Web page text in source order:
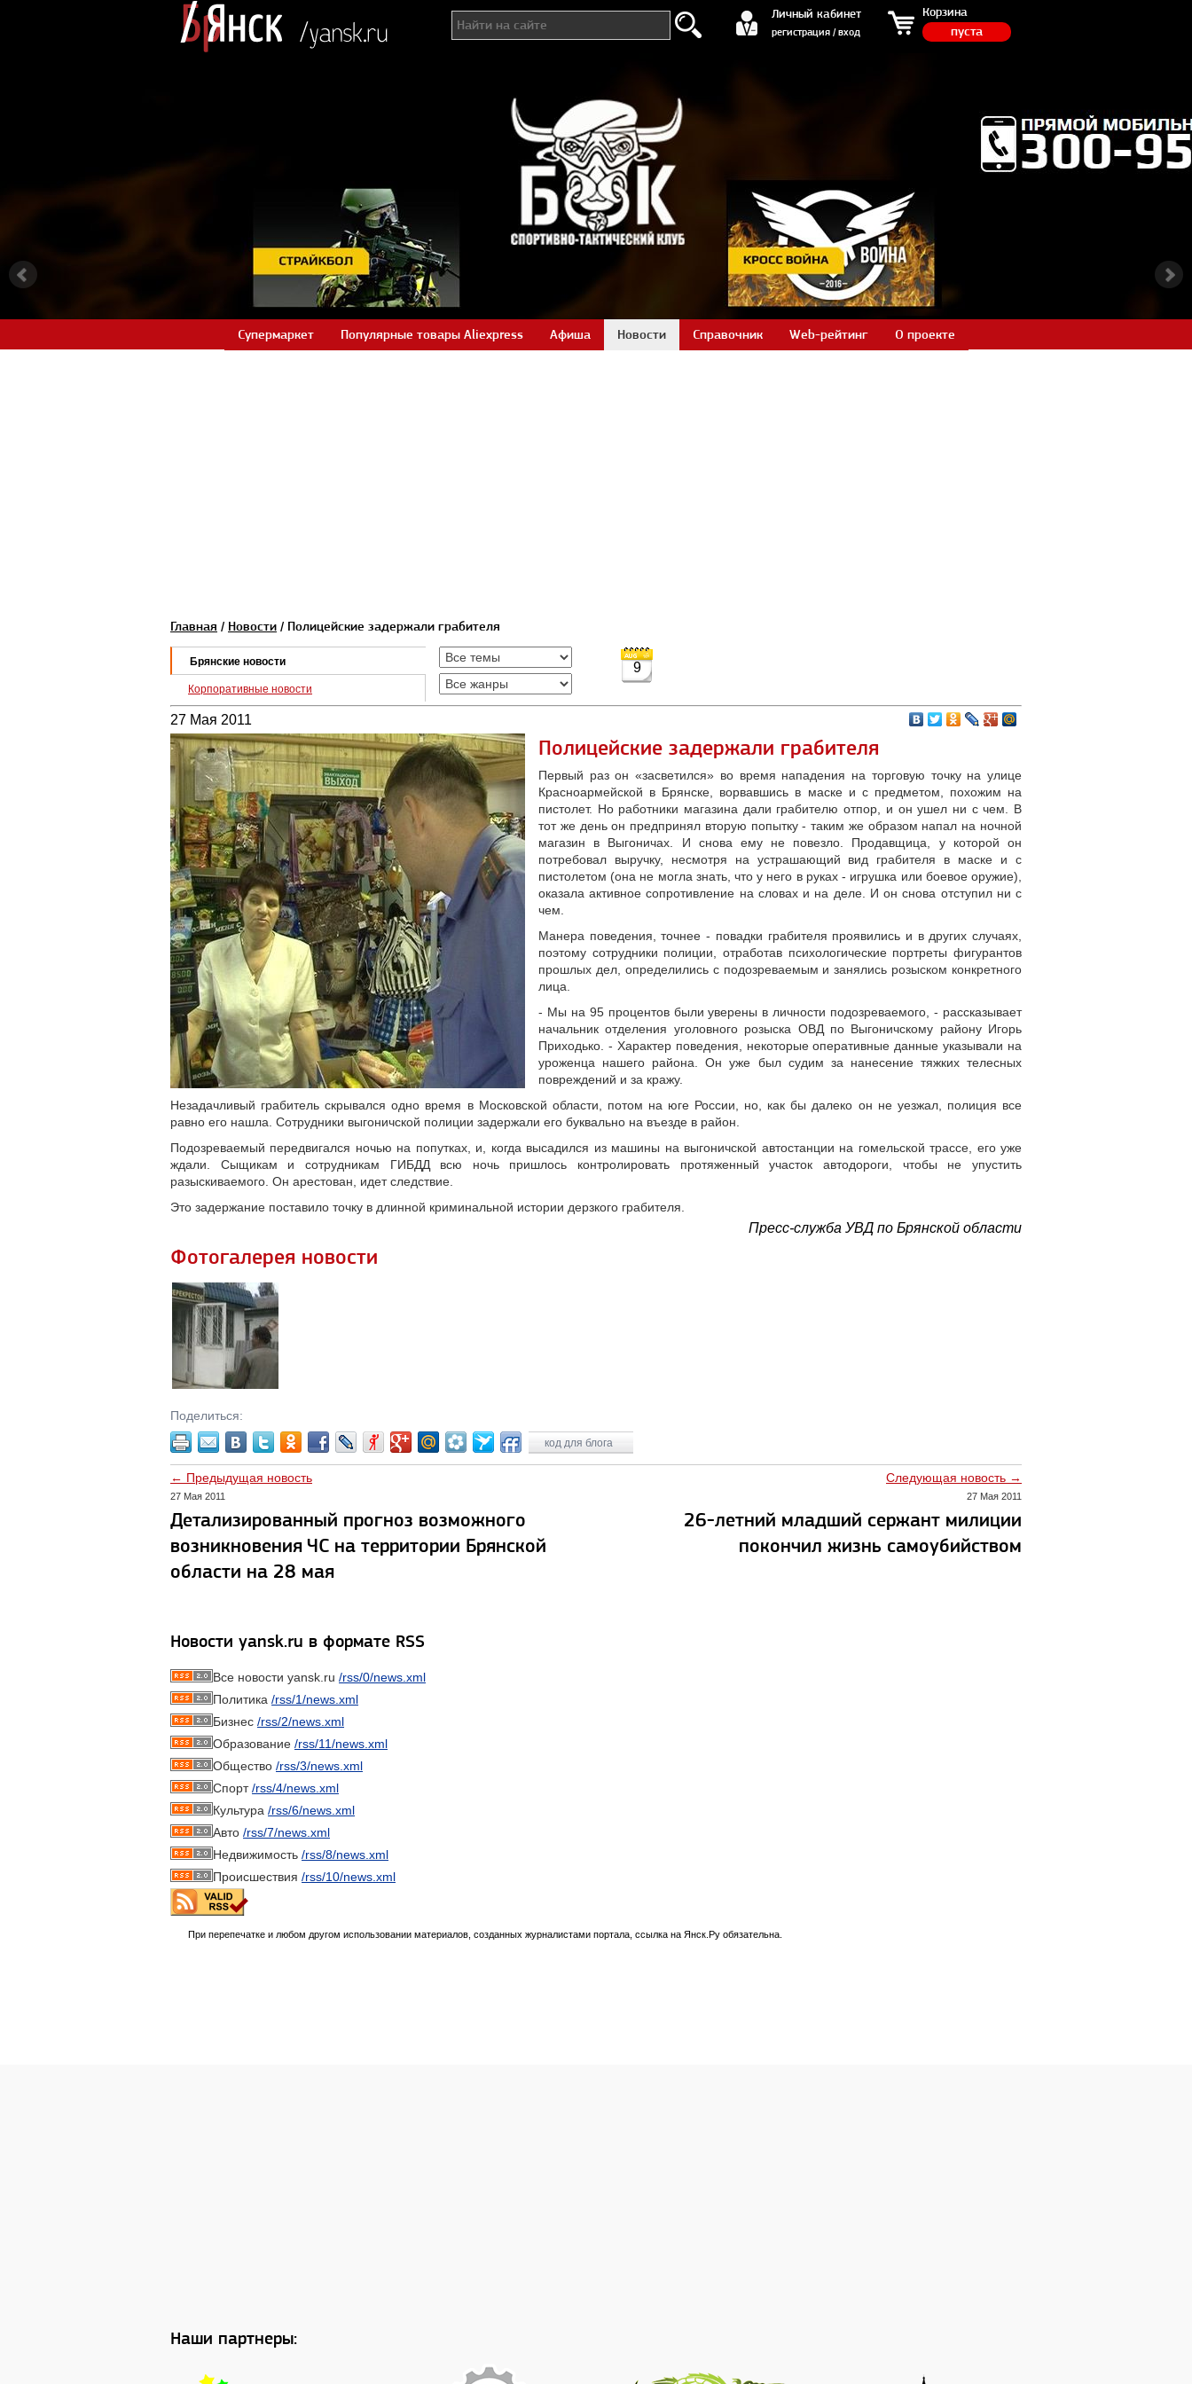
Личный кабинет
регистрация / вход
регистрация / вход Корзина
пуста
Супермаркет Популярные товары Aliexpress Афиша Новости Справочник Web-рейтинг О проекте
Главная / Новости / Полицейские задержали грабителя
Брянские новости
Корпоративные новости
9
27 Мая 2011
Полицейские задержали грабителя
Первый раз он «засветился» во время нападения на торговую точку на улице
Красноармейской в Брянске, ворвавшись в маске и с предметом, похожим на
пистолет. Но работники магазина дали грабителю отпор, и он ушел ни с чем. В
тот же день он предпринял вторую попытку - таким же образом напал на ночной
магазин в Выгоничах. И снова ему не повезло. Продавщица, у которой он
потребовал выручку, несмотря на устрашающий вид грабителя в маске и с
пистолетом (она не могла знать, что у него в руках - игрушка или боевое оружие),
оказала активное сопротивление на словах и на деле. И он снова отступил ни с
чем.
Манера поведения, точнее - повадки грабителя проявились и в других случаях,
поэтому сотрудники полиции, отработав психологические портреты фигурантов
прошлых дел, определились с подозреваемым и занялись розыском конкретного
лица.
- Мы на 95 процентов были уверены в личности подозреваемого, - рассказывает
начальник отделения уголовного розыска ОВД по Выгоничскому району Игорь
Приходько. - Характер поведения, некоторые оперативные данные указывали на
уроженца нашего района. Он уже был судим за нанесение тяжких телесных
повреждений и за кражу.
Незадачливый грабитель скрывался одно время в Московской области, потом на юге России, но, как бы далеко он не уезжал, полиция все
равно его нашла. Сотрудники выгоничской полиции задержали его буквально на въезде в район.
Подозреваемый передвигался ночью на попутках, и, когда высадился из машины на выгоничской автостанции на гомельской трассе, его уже
ждали. Сыщикам и сотрудникам ГИБДД всю ночь пришлось контролировать протяженный участок автодороги, чтобы не упустить
разыскиваемого. Он арестован, идет следствие.
Это задержание поставило точку в длинной криминальной истории дерзкого грабителя.
Пресс-служба УВД по Брянской области
Фотогалерея новости
Поделиться:
код для блога
← Предыдущая новость
27 Мая 2011
Детализированный прогноз возможного
возникновения ЧС на территории Брянской
области на 28 мая
Следующая новость →
27 Мая 2011
26-летний младший сержант милиции
покончил жизнь самоубийством
Новости yansk.ru в формате RSS
Все новости yansk.ru /rss/0/news.xml
Политика /rss/1/news.xml
Бизнес /rss/2/news.xml
Образование /rss/11/news.xml
Общество /rss/3/news.xml
Спорт/rss/4/news.xml
Культура /rss/6/news.xml
Авто /rss/7/news.xml
Недвижимость /rss/8/news.xml
Происшествия /rss/10/news.xml
При перепечатке и любом другом использовании материалов, созданных журналистами портала, ссылка на Янск.Ру обязательна.
Наши партнеры: